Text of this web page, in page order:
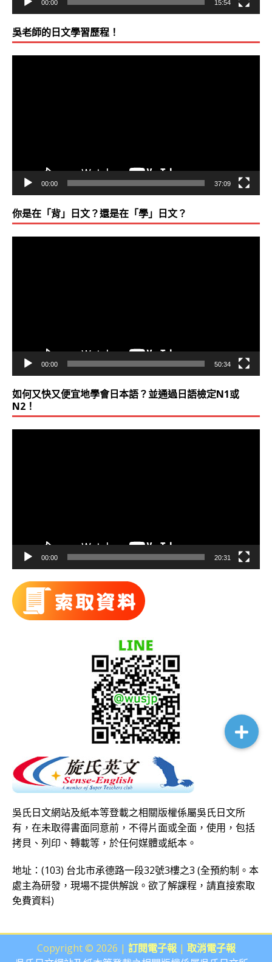
00:00 15:54
吳老師的日文學習歷程！
00:00 37:09
你是在「背」日文？還是在「學」日文？
00:00 50:34
如何又快又便宜地學會日本語？並通過日語檢定N1或
N2！
00:00 20:31
吳氏日文網站及紙本等登載之相關版權係屬吳氏日文所
有，在未取得書面同意前，不得片面或全面，使用，包括
拷貝、列印、轉載等，於任何媒體或紙本。
地址：(103) 台北市承德路一段32號3樓之3 (全預約制。本
處主為研發，現場不提供解說。欲了解課程，請直接索取
免費資料)
Copyright © 2026 | 訂閱電子報| 取消電子報